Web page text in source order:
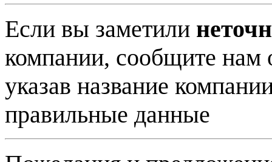
Если вы заметили
компании, сообщите нам
указав название
правильные данные